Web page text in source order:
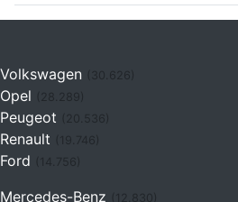
Volkswagen (30.626)
Opel
Peugeot (20.536)
Renault (19.746)
Ford (14.756)
Mercedes-Benz